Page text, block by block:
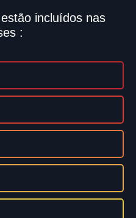
incluídos nas
: